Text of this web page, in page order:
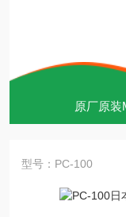
原厂原
型号：PC-100